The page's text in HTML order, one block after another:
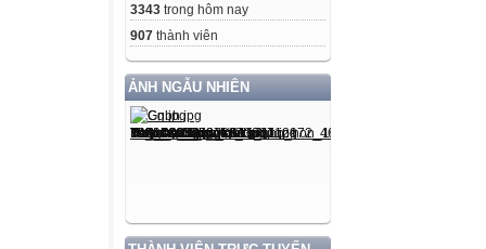
3343 trong hôm nay
907 thành viên
ẢNH NGẪU NHIÊN